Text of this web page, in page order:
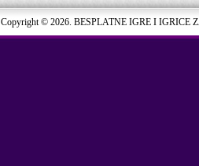
Copyright © 2026. BESPLATNE IGRE I IGRICE